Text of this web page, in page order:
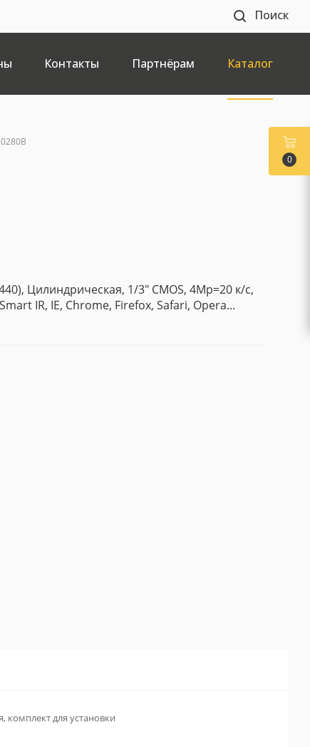
Поиск
Контакты Партнёрам Каталог
Цилиндрическая, 1/3" CMOS, 4Mp=20 к/с,
IR, IE, Chrome, Firefox, Safari, Opera...
комплект для установки
0